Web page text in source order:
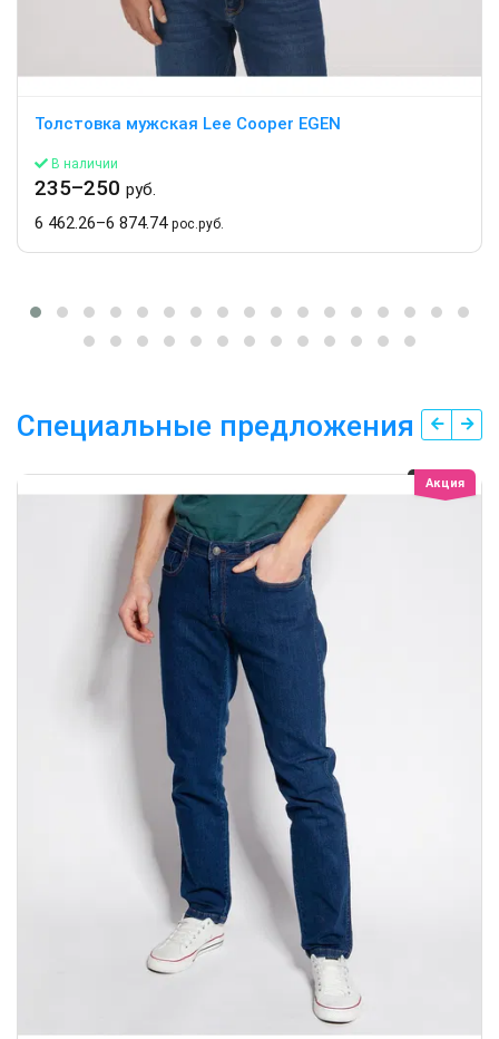
Толстовка мужская Lee Cooper EGEN
В наличии
235–250 руб.
6 462.26–6 874.74 рос.руб.
Специальные предложения
Акция